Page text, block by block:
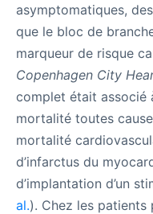
asymptomatiques,
que le bloc de
marqueur de risque
Copenhagen City
complet était associé
mortalité toutes
mortalité
d’infarctus du
d’implantation d’un
al.). Chez les patients